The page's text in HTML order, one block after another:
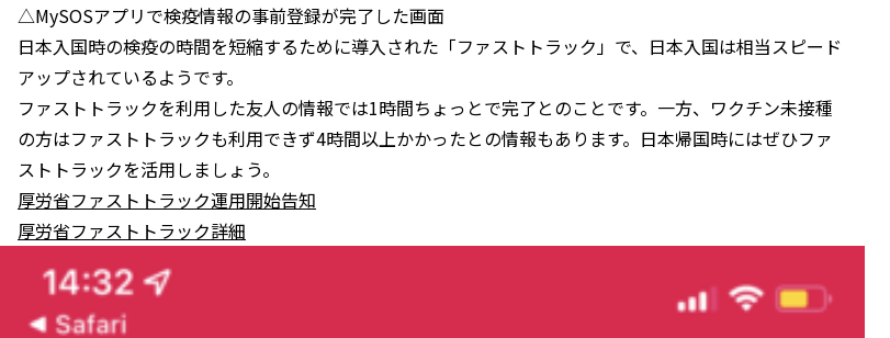
△MySOSアプリで検疫情報の事前登録が完了した画面
日本入国時の検疫の時間を短縮するために導入された「ファストトラック」で、日本入国は相当スピード
アップされているようです。
ファストトラックを利用した友人の情報では1時間ちょっとで完了とのことです。一方、ワクチン未接種
の方はファストトラックも利用できず4時間以上かかったとの情報もあります。日本帰国時にはぜひファ
ストトラックを活用しましょう。
厚労省ファストトラック運用開始告知
厚労省ファストトラック詳細